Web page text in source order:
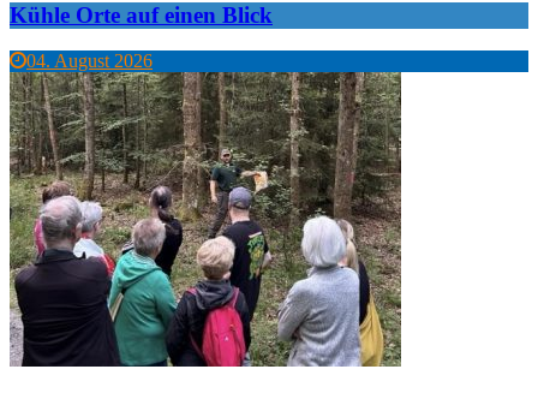
Kühle Orte auf einen Blick
04. August 2026